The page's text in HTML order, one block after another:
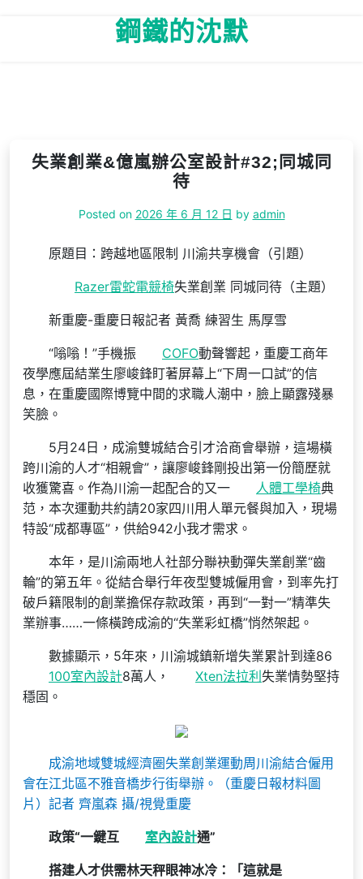
鋼鐵的沈默
失業創業&億嵐辦公室設計#32;同城同
待
Posted on 2026 年 6 月 12 日 by admin
原題目：跨越地區限制 川渝共享機會（引題）
Razer雷蛇電競椅失業創業 同城同待（主題）
新重慶-重慶日報記者 黃喬 練習生 馬厚雪
“嗡嗡！”手機振 COFO動聲響起，重慶工商年
夜學應屆結業生廖峻鋒盯著屏幕上“下周一口試”的信
息，在重慶國際博覽中間的求職人潮中，臉上顯露殘暴
笑臉。
5月24日，成渝雙城結合引才洽商會舉辦，這場橫
跨川渝的人才“相親會”，讓廖峻鋒剛投出第一份簡歷就
收獲驚喜。作為川渝一起配合的又一
人體工學椅典
范，本次運動共約請20家四川用人單元餐與加入，現場
特設“成都專區”，供給942小我才需求。
本年，是川渝兩地人社部分聯袂動彈失業創業“齒
輪”的第五年。從結合舉行年夜型雙城僱用會，到率先打
破戶籍限制的創業擔保存款政策，再到“一對一”精準失
業辦事……一條橫跨成渝的“失業彩虹橋”悄然架起。
數據顯示，5年來，川渝城鎮新增失業累計到達86
100室內設計8萬人， Xten法拉利 失業情勢堅持
穩固。
成渝地域雙城經濟圈失業創業運動周川渝結合僱用
會在江北區不雅音橋步行街舉辦。（重慶日報材料圖
片）記者 齊嵐森 攝/視覺重慶
政策“一鍵互 室內設計通”
搭建人才供需林天秤眼神冰冷：「這就是